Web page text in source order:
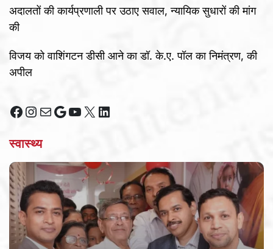
अदालतों की कार्यप्रणाली पर उठाए सवाल, न्यायिक सुधारों की मांग
की
विजय को वाशिंगटन डीसी आने का डॉ. के.ए. पॉल का निमंत्रण, की
अपील
Facebook
Instagram
MailGoogle
YouTube
X LinkedIn
स्वास्थ्य